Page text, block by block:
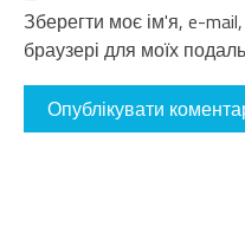
Зберегти моє ім'я, e-
браузері для моїх